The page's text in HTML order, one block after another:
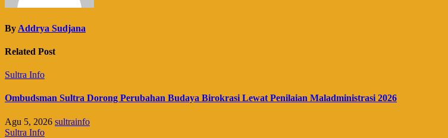
By Addrya Sudjana
Related Post
Sultra Info
Ombudsman Sultra Dorong Perubahan Budaya Birokrasi Lewat Penilaian Maladministrasi 2026
Agu 5, 2026 sultrainfo
Sultra Info